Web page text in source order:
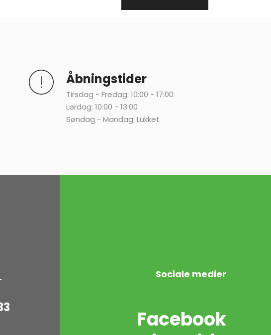
Åbningstider
Tirsdag - Fredag: 10:00 - 17:00
Lørdag: 10:00 - 13:00
Søndag - Mandag: Lukket
Sociale medier
Facebook